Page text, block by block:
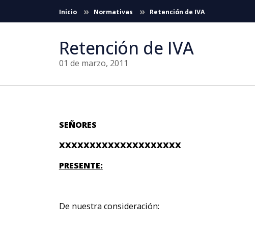
Saltar al contenido principal
Inicio Normativas Retención de IVA
Retención de IVA
01 de marzo, 2011
SEÑORES
XXXXXXXXXXXXXXXXXXXX
PRESENTE:
De nuestra consideración: